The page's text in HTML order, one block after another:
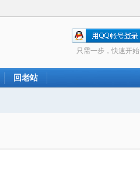
只需一步，快速开始
回老站